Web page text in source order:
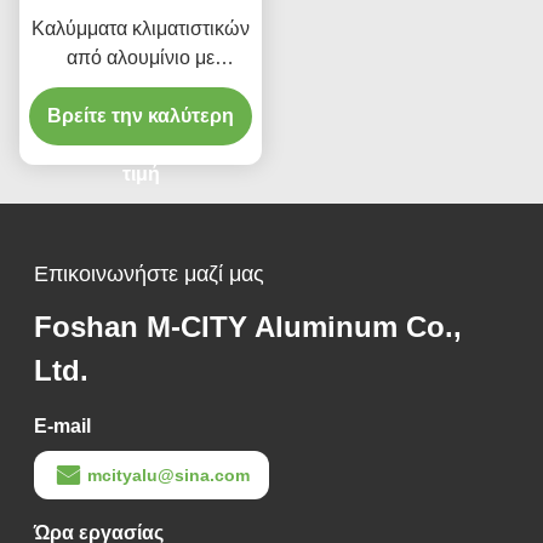
Καλύμματα κλιματιστικών
από αλουμίνιο με
ηλεκτροστατική βαφή,
προσαρμοσμένα μεγέθη
και προστασία UV για
εξωτερικές μονάδες
κλιματιστικών
Βρείτε την καλύτερη
τιμή
Επικοινωνήστε μαζί μας
Foshan M-CITY Aluminum Co.,
Ltd.
E-mail
mcityalu@sina.com
Ώρα εργασίας